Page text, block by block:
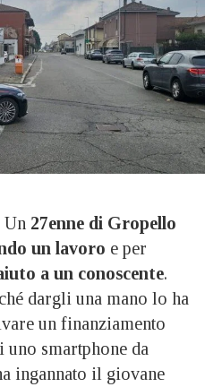
27enne di Gropello
un lavoro e per
a un conoscente.
dargli una mano lo ha
un finanziamento
smartphone da
ingannato il giovane